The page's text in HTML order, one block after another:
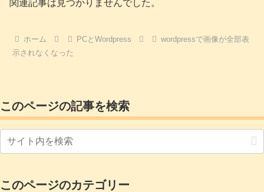
関連記事は見つかりませんでした。
ホーム PCとWordpress
wordpressで画像が全部表
示されなくなった
このページの記事を検索
このページのカテゴリー